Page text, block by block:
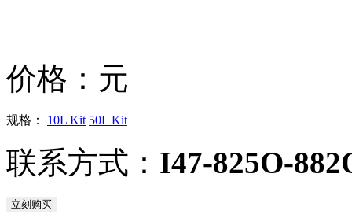
价格： 元
规格： 10L Kit 50L Kit
联系方式： I47-825O-
立刻购买